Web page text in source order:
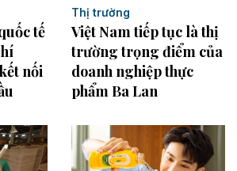
tế
nối
Thị trường
Việt Nam tiếp tục là thị
trường trọng điểm của
doanh nghiệp thực
phẩm Ba Lan